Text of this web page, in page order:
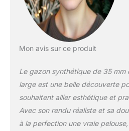
REACH
lourds,
brome et
doit être
Mon avis sur ce produit
Le gazon synthétique de 35 mm
large est une belle découverte
souhaitent allier esthétique et
Avec son rendu réaliste et sa
à la perfection une vraie